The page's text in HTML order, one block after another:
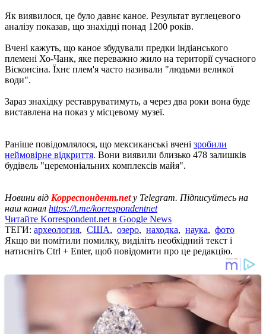
Як виявилося, це було давнє каное. Результат вуглецевого
аналізу показав, що знахідці понад 1200 років.
Вчені кажуть, що каное збудували предки індіанського
племені Хо-Чанк, яке переважно жило на території сучасного
Вісконсіна. Їхнє плем'я часто називали "людьми великої
води".
Зараз знахідку реставруватимуть, а через два роки вона буде
виставлена ​​на показ у місцевому музеї.
Раніше повідомлялося, що мексиканські вчені зробили
неймовірне відкриття. Вони виявили близько 478 залишків
будівель "церемоніальних комплексів майя".
Новини від Корреспондент.netу Telegram. Підписуйтесь на
наш канал https://t.me/korrespondentnet
Читайте Korrespondent.net в Google News
ТЕГИ: археология, США, озеро, находка, наука, фото
Якщо ви помітили помилку, виділіть необхідний текст і
натисніть Ctrl + Enter, щоб повідомити про це редакцію.